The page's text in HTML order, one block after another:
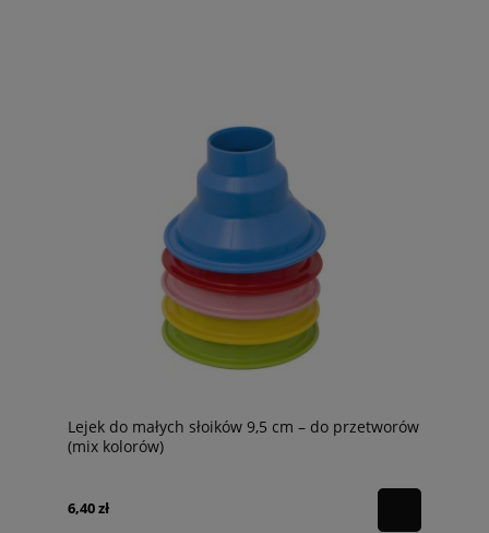
Lejek do małych słoików 9,5 cm – do przetworów
(mix kolorów)
6,40 zł